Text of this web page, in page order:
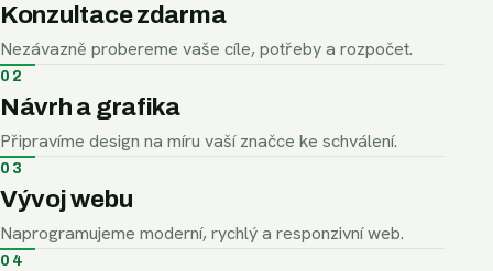
Konzultace zdarma
Nezávazně probereme vaše cíle, potřeby a rozpočet.
02
Návrh a grafika
Připravíme design na míru vaší značce ke schválení.
03
Vývoj webu
Naprogramujeme moderní, rychlý a responzivní web.
04